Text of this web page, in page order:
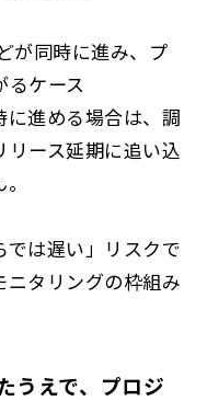
が同時に進み、プ
るケース
進める場合は、調
ース延期に追い込
では遅い」リスクで
タリングの枠組み
うえで、プロジ